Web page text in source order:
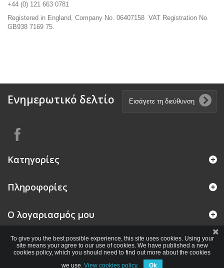
+44 (0) 121 663 0781
Registered in England, Company No. 06407158 VAT Registration No.
GB938 7169 75.
Ενημερωτικό δελτίο
Κατηγορίες
Πληροφορίες
Ο λογαριασμός μου
To give you the best possible experience, this site uses cookies. Using your
site means your agree to our use of cookies. We have published a new
cookies policy, which you should need to find out more about the cookies
we use. View cookies policy. Ok